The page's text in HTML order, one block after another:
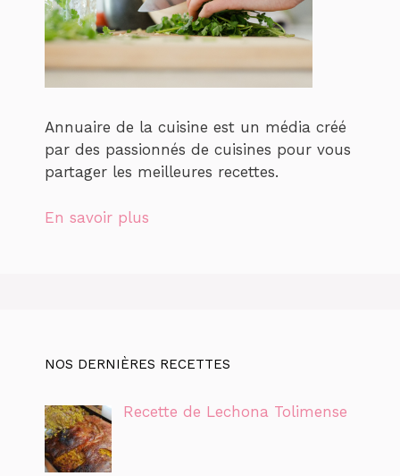
Annuaire de la cuisine est un média créé
par des passionnés de cuisines pour vous
partager les meilleures recettes.
En savoir plus
NOS DERNIÈRES RECETTES
Recette de Lechona Tolimense